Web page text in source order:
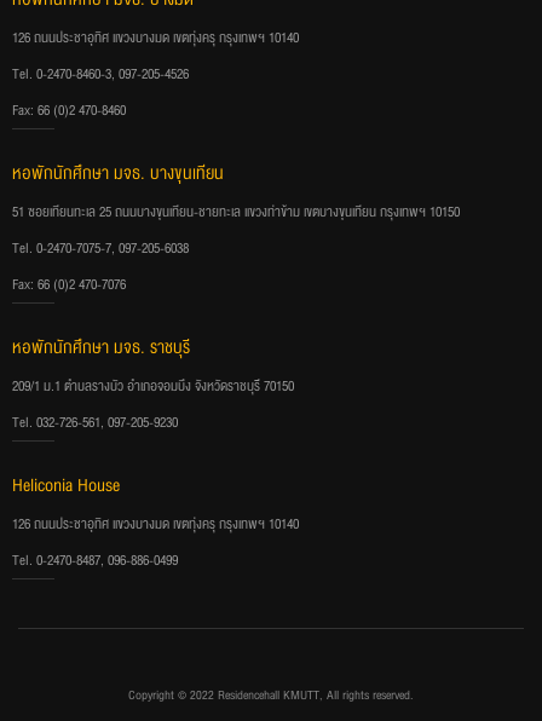
126 ถนนประชาอุทิศ แขวงบางมด เขตทุ่งครุ กรุงเทพฯ 10140
Tel. 0-2470-8460-3, 097-205-4526
Fax: 66 (0)2 470-8460
หอพักนักศึกษา มจธ. บางขุนเทียน
51 ซอยเทียนทะเล 25 ถนนบางขุนเทียน-ชายทะเล แขวงท่าข้าม เขตบางขุนเทียน กรุงเทพฯ 10150
Tel. 0-2470-7075-7, 097-205-6038
Fax: 66 (0)2 470-7076
หอพักนักศึกษา มจธ. ราชบุรี
209/1 ม.1 ตำบลรางบัว อำเภอจอมบึง จังหวัดราชบุรี 70150
Tel. 032-726-561, 097-205-9230
Heliconia House
126 ถนนประชาอุทิศ แขวงบางมด เขตทุ่งครุ กรุงเทพฯ 10140
Tel. 0-2470-8487, 096-886-0499
Copyright © 2022 Residencehall KMUTT, All rights reserved.